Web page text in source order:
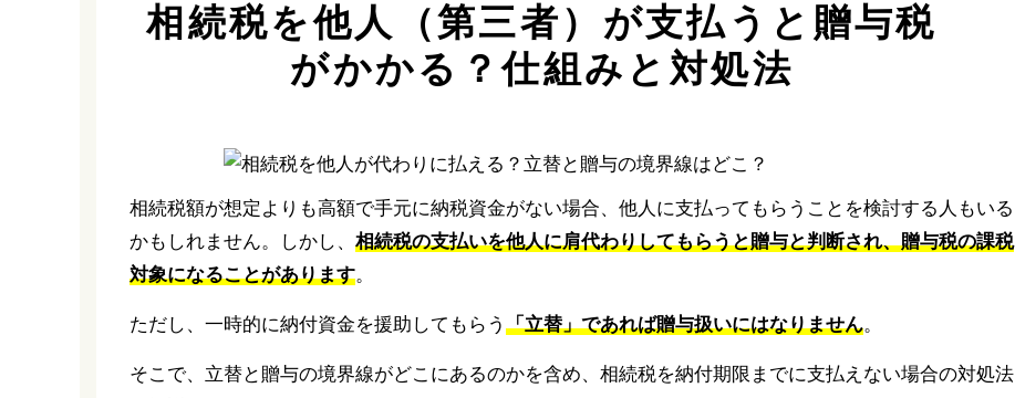
相続税を他人（第三者）が支払うと贈与税
がかかる？仕組みと対処法
相続税額が想定よりも高額で手元に納税資金がない場合、他人に支払ってもらうことを検討する人もいる
かもしれません。しかし、 相続税の支払いを他人に肩代わりしてもらうと贈与と判断され、贈与税の課税
対象になることがあります。
ただし、一時的に納付資金を援助してもらう 「立替」であれば贈与扱いにはなりません。
そこで、立替と贈与の境界線がどこにあるのかを含め、相続税を納付期限までに支払えない場合の対処法